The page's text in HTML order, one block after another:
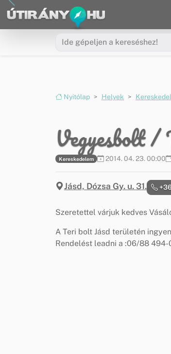
Ugrás a menüre
Ugrás a tartalomra
Nyitólap Helyek
Vegyesbolt
Kereskedelem 2014. 04. 23. 00:00
Jásd, Dózsa Gy. u. 31.
Szeretettel várjuk kedves
A Teri bolt Jásd területén
Rendelést leadni a :06/88